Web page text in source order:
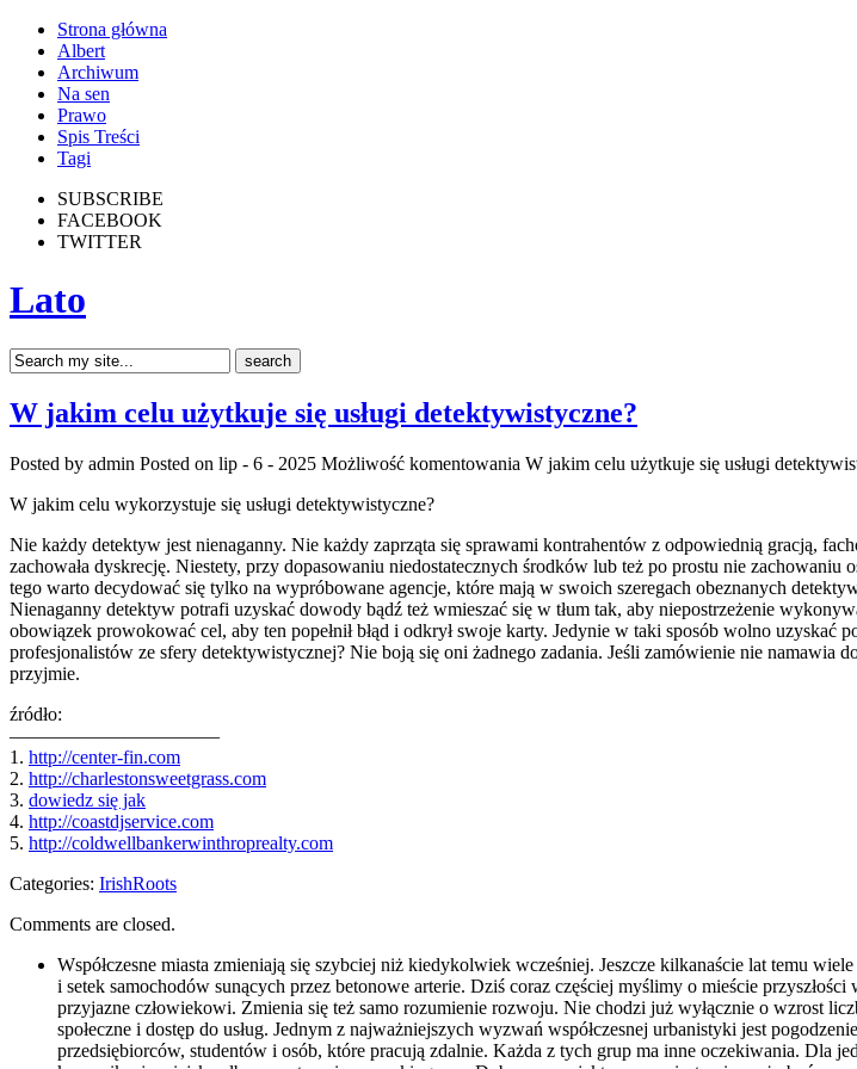
Strona główna
Albert
Archiwum
Na sen
Prawo
Spis Treści
Tagi
SUBSCRIBE
FACEBOOK
TWITTER
Lato
W jakim celu użytkuje się usługi detektywistyczne?
Posted by admin Posted on lip - 6 - 2025 Możliwość komentowania W jakim celu użytkuje się usługi
W jakim celu wykorzystuje się usługi detektywistyczne?
Nie każdy detektyw jest nienaganny. Nie każdy zaprząta się sprawami kontrahentów z odpowiednią gracją,
zachowała dyskrecję. Niestety, przy dopasowaniu niedostatecznych środków lub też po prostu nie
tego warto decydować się tylko na wypróbowane agencje, które mają w swoich szeregach obeznanych
Nienaganny detektyw potrafi uzyskać dowody bądź też wmieszać się w tłum tak, aby niepostrzeżenie
obowiązek prowokować cel, aby ten popełnił błąd i odkrył swoje karty. Jedynie w taki sposób wolno uzyskać
profesjonalistów ze sfery detektywistycznej? Nie boją się oni żadnego zadania. Jeśli zamówienie nie namawia
przyjmie.
źródło:
———————————
1. http://center-fin.com
2. http://charlestonsweetgrass.com
3. dowiedz się jak
4. http://coastdjservice.com
5. http://coldwellbankerwinthroprealty.com
Categories: IrishRoots
Comments are closed.
Współczesne miasta zmieniają się szybciej niż kiedykolwiek wcześniej. Jeszcze kilkanaście lat temu
i setek samochodów sunących przez betonowe arterie. Dziś coraz częściej myślimy o mieście
przyjazne człowiekowi. Zmienia się też samo rozumienie rozwoju. Nie chodzi już wyłącznie o wzrost
społeczne i dostęp do usług. Jednym z najważniejszych wyzwań współczesnej urbanistyki jest
przedsiębiorców, studentów i osób, które pracują zdalnie. Każda z tych grup ma inne oczekiwania. Dla